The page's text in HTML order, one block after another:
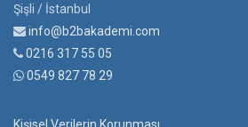
Şişli / İstanbul
info@b2bakademi.com
0216 317 55 05
0549 827 78 29